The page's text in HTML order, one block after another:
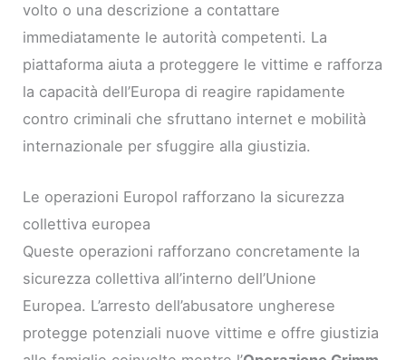
volto o una descrizione a contattare
immediatamente le autorità competenti. La
piattaforma aiuta a proteggere le vittime e rafforza
la capacità dell’Europa di reagire rapidamente
contro criminali che sfruttano internet e mobilità
internazionale per sfuggire alla giustizia.
Le operazioni Europol rafforzano la sicurezza
collettiva europea
Queste operazioni rafforzano concretamente la
sicurezza collettiva all’interno dell’Unione
Europea. L’arresto dell’abusatore ungherese
protegge potenziali nuove vittime e offre giustizia